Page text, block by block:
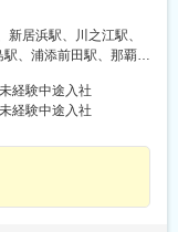
ワー3階※転居を伴う転
、関東のプロジェク
居浜駅、川之江駅、
、浦添前田駅、那覇空
良線)、久津川駅、山城
)、前橋大島駅、広駅、
赤湯駅、奈古駅、日野
、扇田駅、三ツ境駅、
経験中途入社
経験中途入社